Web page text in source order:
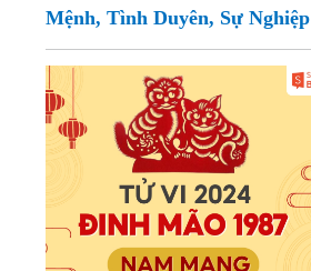
Mệnh, Tình Duyên, Sự Nghiệp